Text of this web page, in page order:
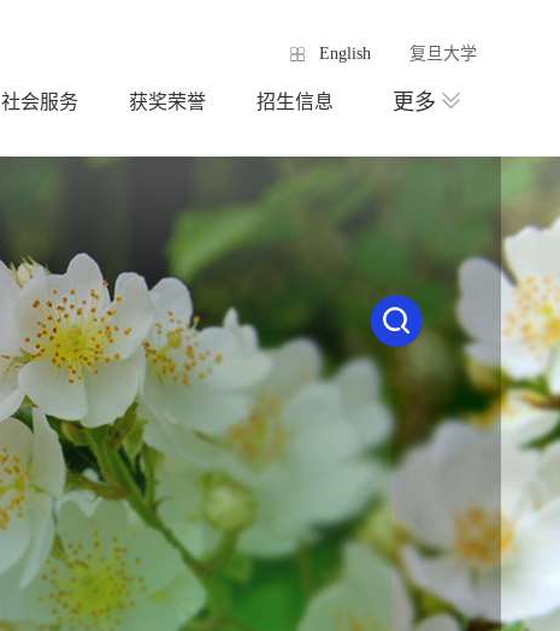
English 复旦大学
社会服务 获奖荣誉 招生信息 更多